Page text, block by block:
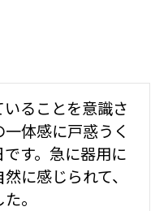
ることを意識さ
体感に戸惑うく
す。急に器用に
に感じられて、
。